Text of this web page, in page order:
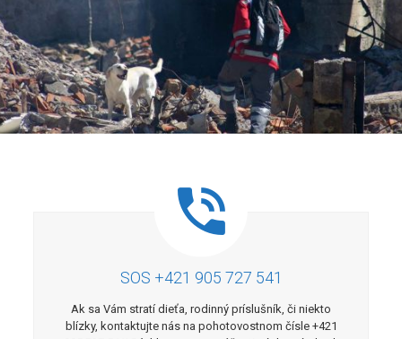
SOS +421 905 727 541
Ak sa Vám stratí dieťa, rodinný príslušník, či niekto
blízky, kontaktujte nás na pohotovostnom čísle +421